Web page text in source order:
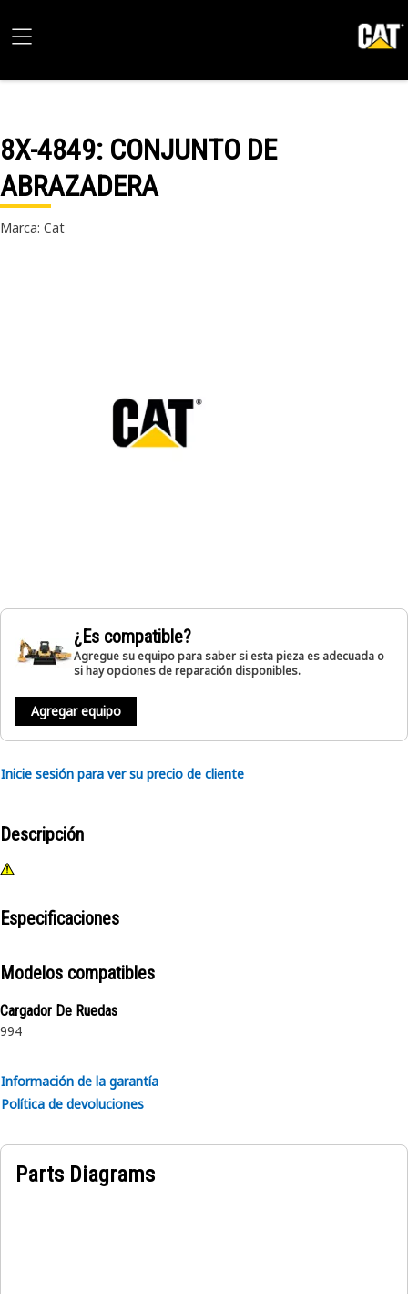
8X-4849: CONJUNTO DE
ABRAZADERA
Marca: Cat
¿Es compatible?
Agregue su equipo para saber si esta pieza es adecuada o
si hay opciones de reparación disponibles.
Agregar equipo
Inicie sesión para ver su precio de cliente
Descripción
Especificaciones
Modelos compatibles
Cargador De Ruedas
994
Información de la garantía
Política de devoluciones
Parts Diagrams